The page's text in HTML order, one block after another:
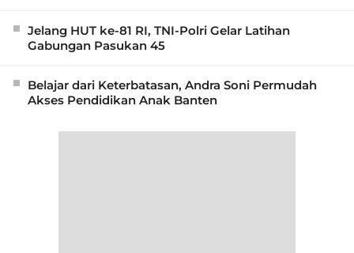
Jelang HUT ke-81 RI, TNI-Polri Gelar Latihan
Gabungan Pasukan 45
Belajar dari Keterbatasan, Andra Soni Permudah
Akses Pendidikan Anak Banten